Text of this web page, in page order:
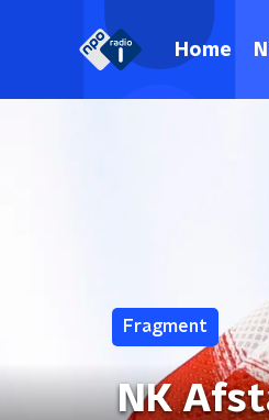
Home
Fragment
NK